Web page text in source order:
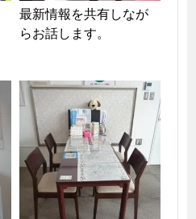
最新情報を共有しなが
らお話します。